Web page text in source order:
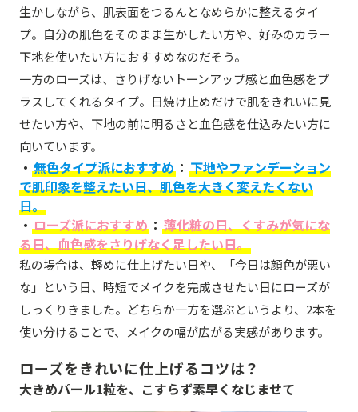
生かしながら、肌表面をつるんとなめらかに整えるタイ
プ。自分の肌色をそのまま生かしたい方や、好みのカラー
下地を使いたい方におすすめなのだそう。
一方のローズは、さりげないトーンアップ感と血色感をプ
ラスしてくれるタイプ。日焼け止めだけで肌をきれいに見
せたい方や、下地の前に明るさと血色感を仕込みたい方に
向いています。
・ 無色タイプ派におすすめ ： 下地やファンデーション
で肌印象を整えたい日、肌色を大きく変えたくない
日。
・ ローズ派におすすめ ： 薄化粧の日、くすみが気にな
る日、血色感をさりげなく足したい日。
私の場合は、軽めに仕上げたい日や、「今日は顔色が悪い
な」という日、時短でメイクを完成させたい日にローズが
しっくりきました。どちらか一方を選ぶというより、2本を
使い分けることで、メイクの幅が広がる実感があります。
ローズをきれいに仕上げるコツは？
大きめパール1粒を、こすらず素早くなじませて